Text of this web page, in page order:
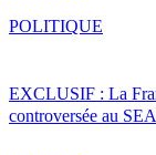
EXCLUSIF : La
controversée au
POLITIQUE